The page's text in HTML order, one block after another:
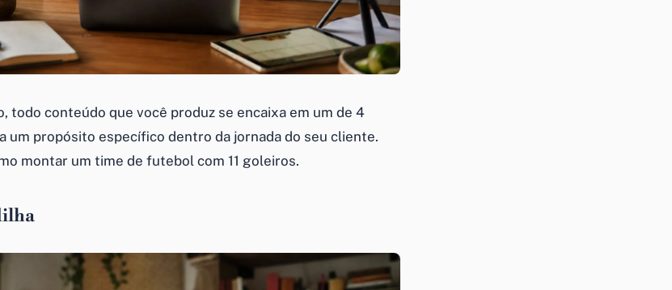
todo conteúdo que você produz se encaixa em um de 4
um propósito específico dentro da jornada do seu cliente.
montar um time de futebol com 11 goleiros.